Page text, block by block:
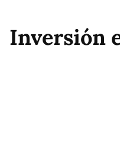
Inversión